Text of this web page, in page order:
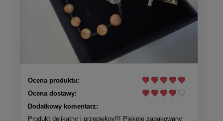
Ocena produktu:
Ocena dostawy:
Dodatkowy komentarz:
Produkt delikatny i przepiękny!!! Pięknie zapakowany